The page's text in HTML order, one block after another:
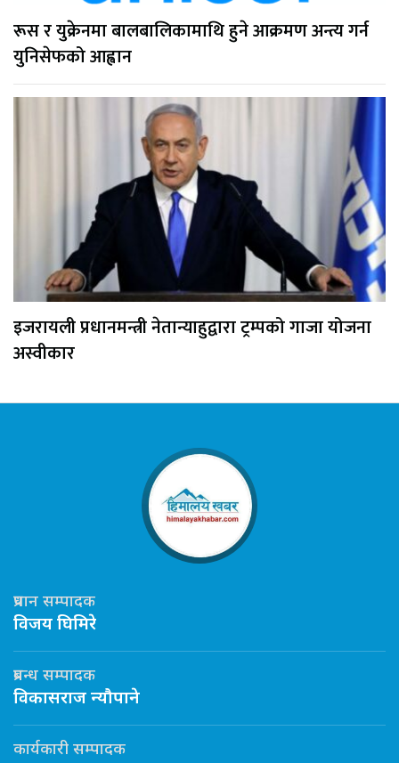
रूस र युक्रेनमा बालबालिकामाथि हुने आक्रमण अन्त्य गर्न
युनिसेफको आह्वान
इजरायली प्रधानमन्त्री नेतान्याहुद्वारा ट्रम्पको गाजा योजना
अस्वीकार
प्रधान सम्पादक
विजय घिमिरे
प्रबन्ध सम्पादक
विकासराज न्यौपाने
कार्यकारी सम्पादक